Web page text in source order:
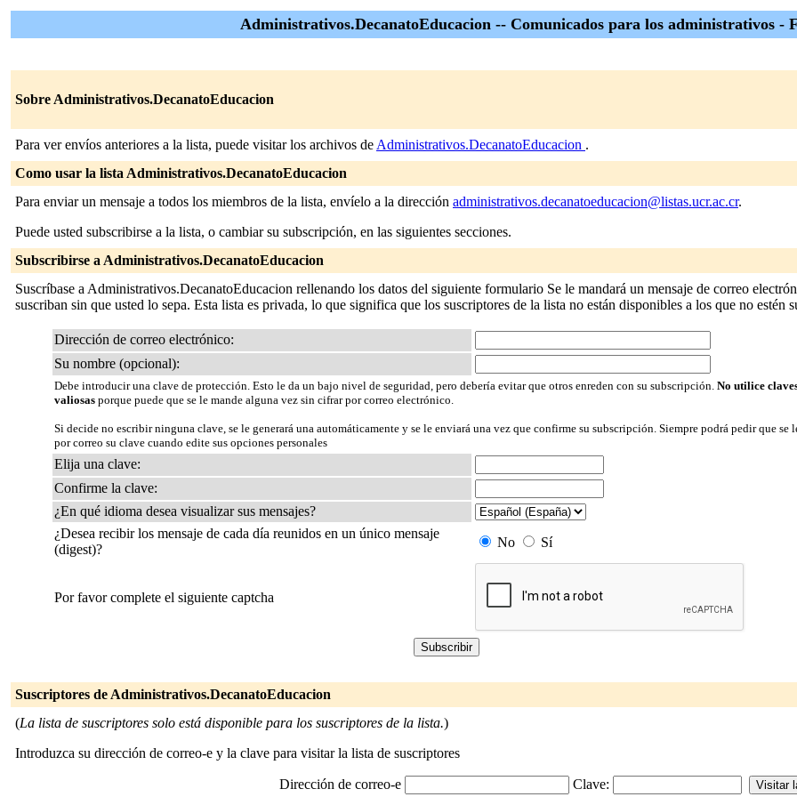
Administrativos.DecanatoEducacion -- Comunicados para los administrativos -
Sobre Administrativos.DecanatoEducacion
Para ver envíos anteriores a la lista, puede visitar los archivos de Administrativos.DecanatoEducacion .
Como usar la lista Administrativos.DecanatoEducacion
Para enviar un mensaje a todos los miembros de la lista, envíelo a la dirección administrativos.decanatoeducacion@listas.ucr.ac.cr.
Puede usted subscribirse a la lista, o cambiar su subscripción, en las siguientes secciones.
Subscribirse a Administrativos.DecanatoEducacion
Suscríbase a Administrativos.DecanatoEducacion rellenando los datos del siguiente formulario Se le mandará un mensaje de correo
suscriban sin que usted lo sepa. Esta lista es privada, lo que significa que los suscriptores de la lista no están disponibles a los que no estén
Dirección de correo electrónico:
Su nombre (opcional):
Debe introducir una clave de protección. Esto le da un bajo nivel de seguridad, pero debería evitar que otros enreden con su subscripción. No utilice
valiosas porque puede que se le mande alguna vez sin cifrar por correo electrónico.
Si decide no escribir ninguna clave, se le generará una automáticamente y se le enviará una vez que confirme su subscripción. Siempre podrá pedir que se
por correo su clave cuando edite sus opciones personales
Elija una clave:
Confirme la clave:
¿En qué idioma desea visualizar sus mensajes?
¿Desea recibir los mensaje de cada día reunidos en un único mensaje
(digest)?
No Sí
Por favor complete el siguiente captcha
Suscriptores de Administrativos.DecanatoEducacion
(La lista de suscriptores solo está disponible para los suscriptores de la lista.)
Introduzca su dirección de correo-e y la clave para visitar la lista de suscriptores
Dirección de correo-e Clave: